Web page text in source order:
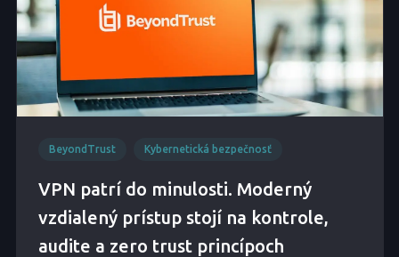
BeyondTrust Kybernetická bezpečnosť
VPN patrí do minulosti. Moderný
vzdialený prístup stojí na kontrole,
audite a zero trust princípoch